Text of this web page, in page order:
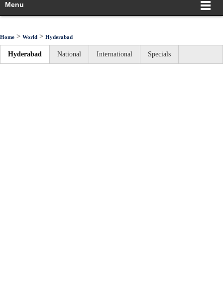
Menu
Home > World > Hyderabad
Hyderabad National International Specials